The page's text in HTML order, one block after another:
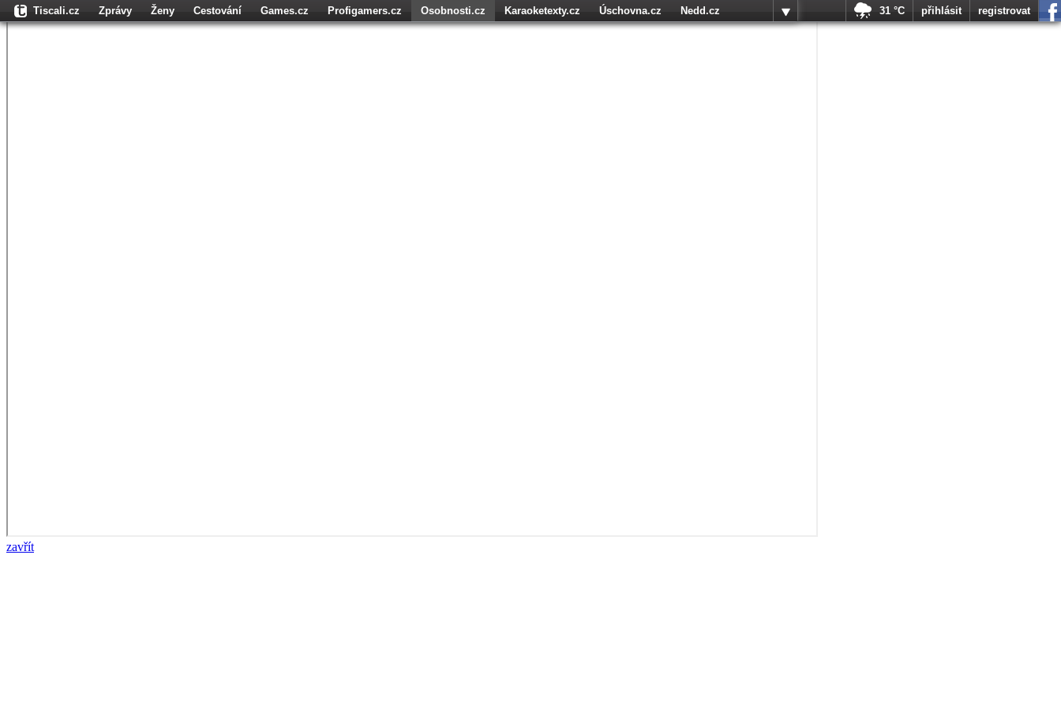
Tiscali.cz Zprávy Ženy Cestování Games.cz Profigamers.cz Osobnosti.cz Karaoketexty.cz Úschovna.cz
Nedd.cz
31 °C přihlásit registrovat
zavřít